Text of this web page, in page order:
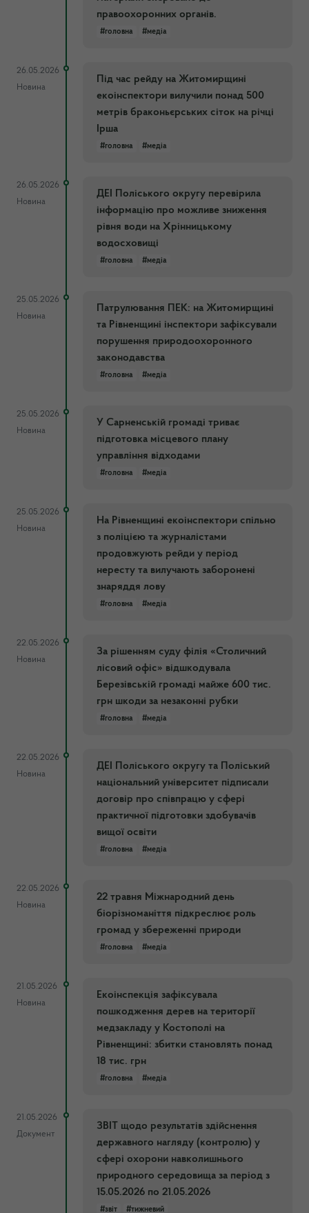
правоохоронних органів.
#головна #медіа
26.05.2026
Новина
Під час рейду на Житомирщині
екоінспектори вилучили понад 500
метрів браконьєрських сіток на річці
Ірша
#головна #медіа
26.05.2026
Новина
ДЕІ Поліського округу перевірила
інформацію про можливе зниження
рівня води на Хрінницькому
водосховищі
#головна #медіа
25.05.2026
Новина
Патрулювання ПЕК: на Житомирщині
та Рівненщині інспектори зафіксували
порушення природоохоронного
законодавства
#головна #медіа
25.05.2026
Новина
У Сарненській громаді триває
підготовка місцевого плану
управління відходами
#головна #медіа
25.05.2026
Новина
На Рівненщині екоінспектори спільно
з поліцією та журналістами
продовжують рейди у період
нересту та вилучають заборонені
знаряддя лову
#головна #медіа
22.05.2026
Новина
За рішенням суду філія «Столичний
лісовий офіс» відшкодувала
Березівській громаді майже 600 тис.
грн шкоди за незаконні рубки
#головна #медіа
22.05.2026
Новина
ДЕІ Поліського округу та Поліський
національний університет підписали
договір про співпрацю у сфері
практичної підготовки здобувачів
вищої освіти
#головна #медіа
22.05.2026
Новина
22 травня Міжнародний день
біорізноманіття підкреслює роль
громад у збереженні природи
#головна #медіа
21.05.2026
Новина
Екоінспекція зафіксувала
пошкодження дерев на території
медзакладу у Костополі на
Рівненщині: збитки становлять понад
18 тис. грн
#головна #медіа
21.05.2026
Документ
ЗВІТ щодо результатів здійснення
державного нагляду (контролю) у
сфері охорони навколишнього
природного середовища за період з
15.05.2026 по 21.05.2026
#звіт #тижневий